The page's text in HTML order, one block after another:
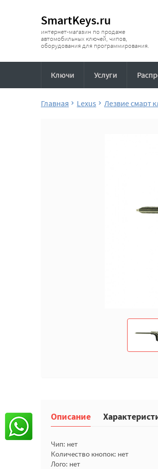
SmartKeys.ru
интернет-магазин по продаже
автомобильных ключей, чипов,
оборудования для программирования.
Ключи Услуги
Главная Lexus Лезвие смарт
Описание
Чип: нет
Количество кнопок: нет
Лого: нет